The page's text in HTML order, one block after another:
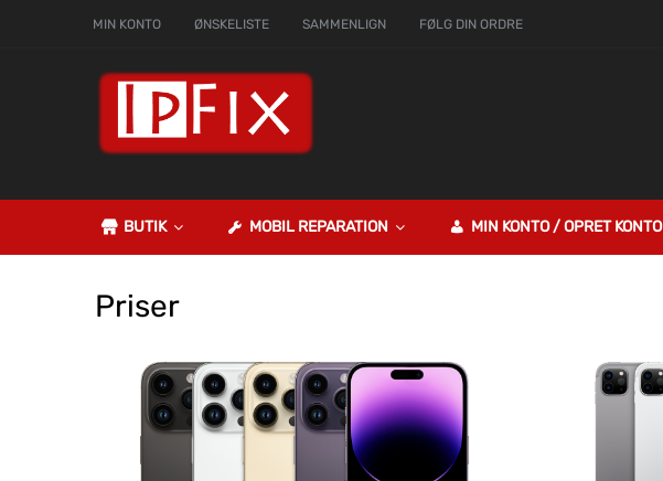
MIN KONTO ØNSKELISTE SAMMENLIGN FØLG DIN ORDRE
BUTIK MOBIL REPARATION MIN KONTO / OPRET KONTO
Priser